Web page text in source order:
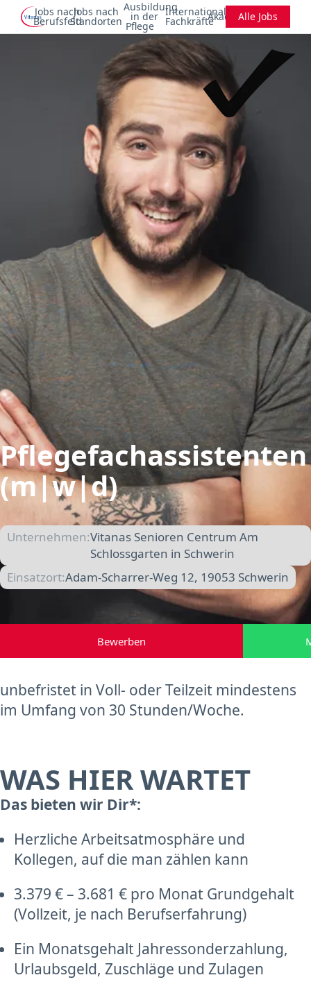
Jobs nach
Berufsfeld
Jobs nach
Standorten
Ausbildung
in der
Pflege
Internationale
FachkräfteAkademieAlle Jobs
Pflegefachassistenten
(m|w|d)
Unternehmen:Vitanas Senioren Centrum Am
Schlossgarten in Schwerin
Einsatzort:Adam-Scharrer-Weg 12, 19053 Schwerin
Bewerben
unbefristet in Voll- oder Teilzeit mindestens
im Umfang von 30 Stunden/Woche.
WAS HIER WARTET
Das bieten wir Dir*:
Herzliche Arbeitsatmosphäre und
Kollegen, auf die man zählen kann
3.379 € – 3.681 € pro Monat Grundgehalt
(Vollzeit, je nach Berufserfahrung)
Ein Monatsgehalt Jahressonderzahlung,
Urlaubsgeld, Zuschläge und Zulagen